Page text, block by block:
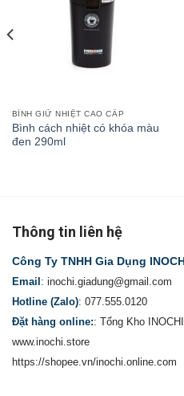
BÌNH GIỮ NHIỆT CAO CẤP
Bình cách nhiệt có khóa màu
đen 290ml
Thông tin liên hệ
Công Ty TNHH Gia Dụng
Email: inochi.giadung@gmail.com
Hotline (Zalo): 077.555.0120
Đặt hàng online:: Tổng Kho
www.inochi.store
https://shopee.vn/inochi.online.com